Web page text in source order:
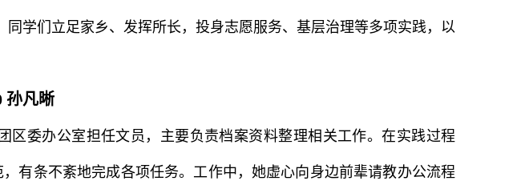
学们立足家乡、发挥所长，投身志愿服务、基层治理等多项实践，以
孙凡晰
委办公室担任文员，主要负责档案资料整理相关工作。在实践过程
有条不紊地完成各项任务。工作中，她虚心向身边前辈请教办公流程